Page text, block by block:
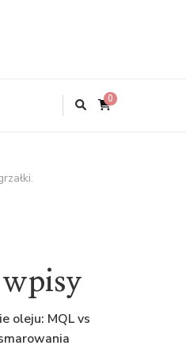
0
oleju: MQL vs